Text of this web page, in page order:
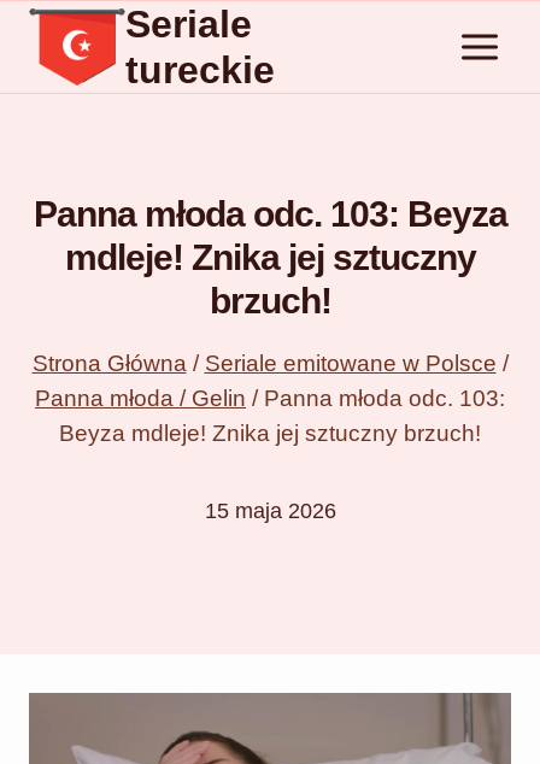
Przejdź
treści
Seriale
tureckie
Panna młoda odc. 103: Beyza
mdleje! Znika jej sztuczny
brzuch!
Strona Główna / Seriale emitowane w Polsce /
Panna młoda / Gelin / Panna młoda odc. 103:
Beyza mdleje! Znika jej sztuczny brzuch!
15 maja 2026